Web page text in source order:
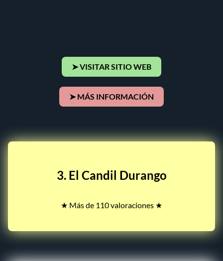
➤ VISITAR SITIO WEB
➤ MÁS INFORMACIÓN
3. El Candil Durango
★ Más de 110 valoraciones ★